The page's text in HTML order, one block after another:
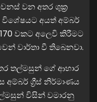
වන අතර ශුක්‍ර
අයත් අම්බර්
වකට අලෙවි කිරීමට
වාර්තා වී තිබෙනවා.
තල්මසුන් ගේ ආහාර
අම්බර් ග්‍රීස් නිර්මාණය
විසින් වමාරනු